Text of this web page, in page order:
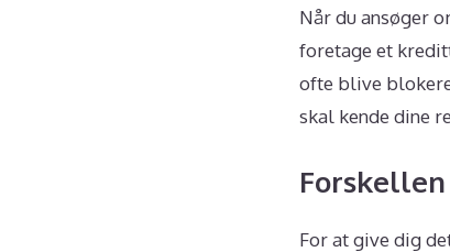
Når du ansøger
foretage et
ofte blive
skal kende dine
For at give dig